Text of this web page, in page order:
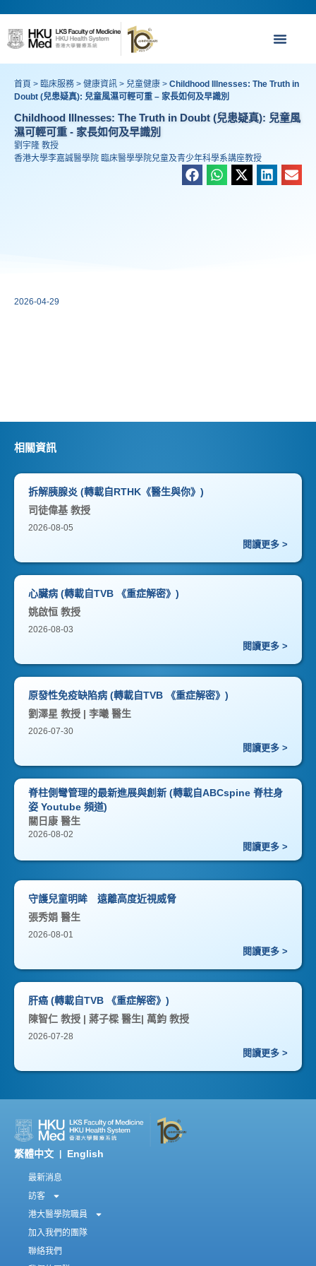
首頁 > 臨床服務 > 健康資訊 > 兒童健康 > Childhood Illnesses: The Truth in
Doubt (兒患疑真): 兒童風濕可輕可重 – 家長如何及早識別
Childhood Illnesses: The Truth in Doubt (兒患疑真): 兒童風
濕可輕可重 - 家長如何及早識別
劉宇隆 教授
香港大學李嘉誠醫學院 臨床醫學學院兒童及青少年科學系講座教授
2026-04-29
相關資訊
拆解胰腺炎 (轉載自RTHK《醫生與你》)
司徒偉基 教授
2026-08-05
閱讀更多 >
心臟病 (轉載自TVB 《重症解密》)
姚啟恒 教授
2026-08-03
閱讀更多 >
原發性免疫缺陷病 (轉載自TVB 《重症解密》)
劉澤星 教授 | 李曦 醫生
2026-07-30
閱讀更多 >
脊柱側彎管理的最新進展與創新 (轉載自ABCspine 脊柱身
姿 Youtube 頻道)
關日康 醫生
2026-08-02
閱讀更多 >
守護兒童明眸 遠離高度近視威脅
張秀娟 醫生
2026-08-01
閱讀更多 >
肝癌 (轉載自TVB 《重症解密》)
陳智仁 教授 | 蔣子樑 醫生| 萬鈞 教授
2026-07-28
閱讀更多 >
繁體中文 English
最新消息
訪客
港大醫學院職員
加入我們的團隊
聯絡我們